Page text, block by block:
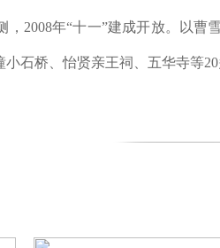
2008年“十一”建成开放。以
石桥、怡贤亲王祠、五华寺等